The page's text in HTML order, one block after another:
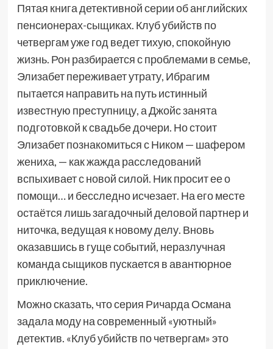
Пятая книга детективной серии об английских
пенсионерах-сыщиках. Клуб убийств по
четвергам уже год ведет тихую, спокойную
жизнь. Рон разбирается с проблемами в семье,
Элизабет переживает утрату, Ибрагим
пытается направить на путь истинный
известную преступницу, а Джойс занята
подготовкой к свадьбе дочери. Но стоит
Элизабет познакомиться с Ником — шафером
жениха, — как жажда расследований
вспыхивает с новой силой. Ник просит ее о
помощи… и бесследно исчезает. На его месте
остаётся лишь загадочный деловой партнер и
ниточка, ведущая к новому делу. Вновь
оказавшись в гуще событий, неразлучная
команда сыщиков пускается в авантюрное
приключение.
Можно сказать, что серия Ричарда Османа
задала моду на современный «уютный»
детектив. «Клуб убийств по четвергам» это